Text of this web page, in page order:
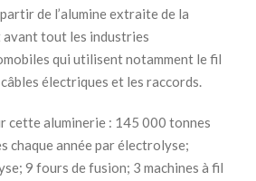
de l’alumine extraite de la
tout les industries
qui utilisent notamment le fil
électriques et les raccords.
cette aluminerie : 145 000 tonnes
chaque année par électrolyse;
9 fours de fusion; 3 machines à fil